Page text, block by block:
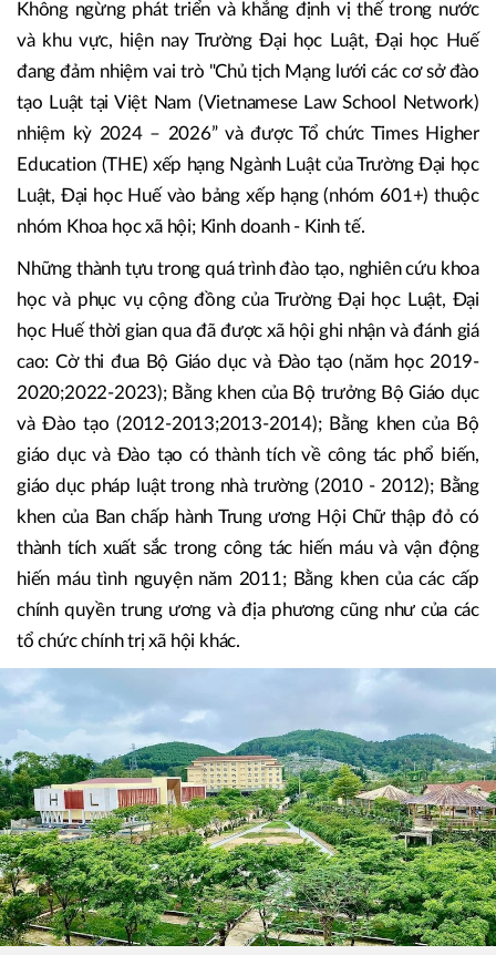
Không ngừng phát triển và khẳng định vị thế trong nước
và khu vực, hiện nay Trường Đại học Luật, Đại học Huế
đang đảm nhiệm vai trò "Chủ tịch Mạng lưới các cơ sở đào
tạo Luật tại Việt Nam (Vietnamese Law School Network)
nhiệm kỳ 2024 – 2026” và được Tổ chức Times Higher
Education (THE) xếp hạng Ngành Luật của Trường Đại học
Luật, Đại học Huế vào bảng xếp hạng (nhóm 601+) thuộc
nhóm Khoa học xã hội; Kinh doanh - Kinh tế.
Những thành tựu trong quá trình đào tạo, nghiên cứu khoa
học và phục vụ cộng đồng của Trường Đại học Luật, Đại
học Huế thời gian qua đã được xã hội ghi nhận và đánh giá
cao: Cờ thi đua Bộ Giáo dục và Đào tạo (năm học 2019-
2020;2022-2023); Bằng khen của Bộ trưởng Bộ Giáo dục
và Đào tạo (2012-2013;2013-2014); Bằng khen của Bộ
giáo dục và Đào tạo có thành tích về công tác phổ biến,
giáo dục pháp luật trong nhà trường (2010 - 2012); Bằng
khen của Ban chấp hành Trung ương Hội Chữ thập đỏ có
thành tích xuất sắc trong công tác hiến máu và vận động
hiến máu tình nguyện năm 2011; Bằng khen của các cấp
chính quyền trung ương và địa phương cũng như của các
tổ chức chính trị xã hội khác.